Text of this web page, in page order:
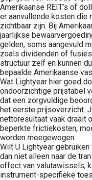
Amerikaanse REIT’s of
er aanvullende kosten die
zichtbaar zijn. Bij
jaarlijkse
gelden, soms aangevuld
zoals dividenden of
structuur zelf en kunnen
bepaalde Amerikaanse
Wat Lightyear hier goed
ondoorzichtige prijstabel
dat een zorgvuldige
het eerste prijsoverzicht.
nettoresultaat vaak draait
beperkte frictiekosten,
worden meegewogen.
Wilt U Lightyear gebruiken
dan niet alleen naar de
effect van valutawissels,
instrument-specifieke